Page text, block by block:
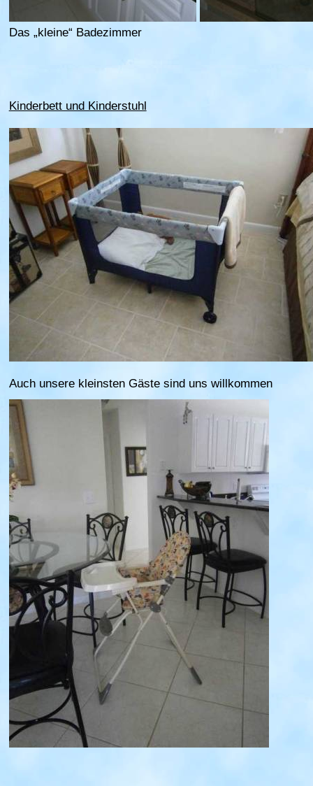
Das „kleine“ Badezimmer
Kinderbett und Kinderstuhl
Auch unsere kleinsten Gäste sind uns willkommen